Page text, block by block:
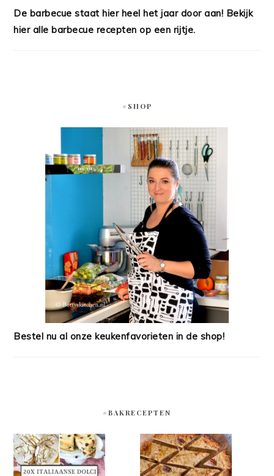
De barbecue staat hier heel het jaar door aan! Bekijk
hier alle barbecue recepten op een rijtje.
#SHOP
Bestel nu al onze keukenfavorieten in de shop!
#BAKRECEPTEN